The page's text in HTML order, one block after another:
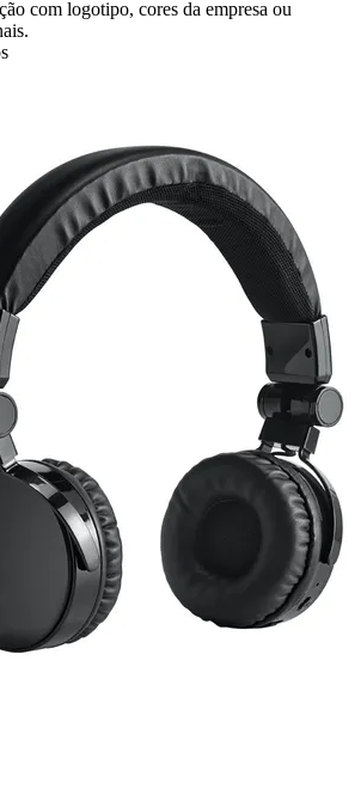
com logotipo, cores da empresa ou